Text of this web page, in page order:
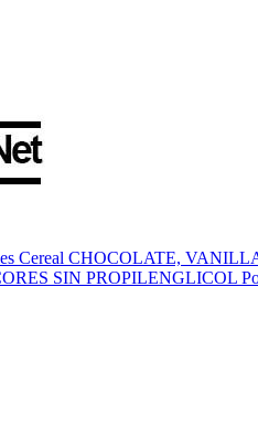
Cereal CHOCOLATE,
SIN PROPILENGLICOL